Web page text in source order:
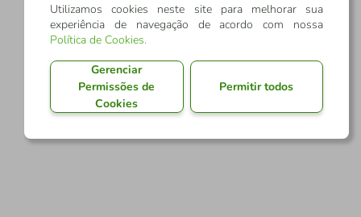
Utilizamos cookies neste site para melhorar sua
experiência de navegação de acordo com nossa
Política de Cookies.
Gerenciar
Permissões de
Cookies
Permitir todos